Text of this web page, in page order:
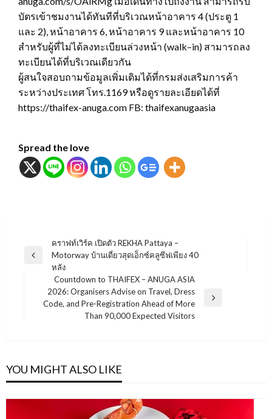
บัตรเข้าชมงานได้ทันทีที่บริเวณหน้าอาคาร 4 (ประตู 1
และ 2), หน้าอาคาร 6, หน้าอาคาร 9 และหน้าอาคาร 10
สำหรับผู้ที่ไม่ได้ลงทะเบียนล่วงหน้า (walk–in) สามารถลง
ทะเบียนได้ที่บริเวณเดียวกัน
ผู้สนใจสอบถามข้อมูลเพิ่มเติมได้ที่กรมส่งเสริมการค้า
ระหว่างประเทศ โทร.1169 หรือดูรายละเอียดได้ที่
https://thaifex-anuga.com FB: thaifexanugaasia
Spread the love
แนะแนว
เรื่อง
Previous
คราฟท์เวิร์ค เปิดตัว REKHA Pattaya –
Motorway บ้านเดี่ยวสุดเอ็กซ์คลูซีฟเพียง 40
หลัง
Next
Countdown to THAIFEX – ANUGA ASIA
2026: Organisers Advise on Travel, Dress
Code, and Pre-Registration Ahead of More
Than 90,000 Expected Visitors
YOU MIGHT ALSO LIKE